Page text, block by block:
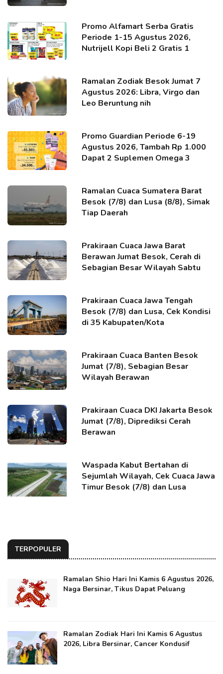
Promo Alfamart Serba Gratis
Periode 1-15 Agustus 2026,
Nutrijell Kopi Beli 2 Gratis 1
Ramalan Zodiak Besok Jumat 7
Agustus 2026: Libra, Virgo dan
Leo Beruntung nih
Promo Guardian Periode 6-19
Agustus 2026, Tambah Rp 1.000
Dapat 2 Suplemen Omega 3
Ramalan Cuaca Sumatera Barat
Besok (7/8) dan Lusa (8/8), Simak
Tiap Daerah
Prakiraan Cuaca Jawa Barat
Berawan Jumat Besok, Cerah di
Sebagian Besar Wilayah Sabtu
Prakiraan Cuaca Jawa Tengah
Besok (7/8) dan Lusa, Cek Kondisi
di 35 Kabupaten/Kota
Prakiraan Cuaca Banten Besok
Jumat (7/8), Sebagian Besar
Wilayah Berawan
Prakiraan Cuaca DKI Jakarta Besok
Jumat (7/8), Diprediksi Cerah
Berawan
Waspada Kabut Bertahan di
Sejumlah Wilayah, Cek Cuaca Jawa
Timur Besok (7/8) dan Lusa
TERPOPULER
Ramalan Shio Hari Ini Kamis 6 Agustus 2026,
Naga Bersinar, Tikus Dapat Peluang
Ramalan Zodiak Hari Ini Kamis 6 Agustus
2026, Libra Bersinar, Cancer Kondusif